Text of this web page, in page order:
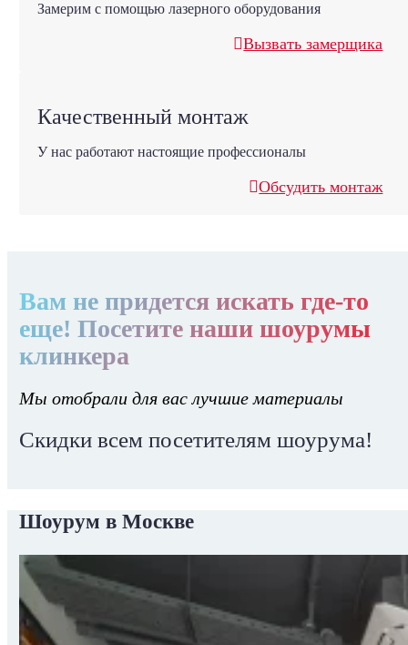
Замерим с помощью лазерного оборудования
Вызвать замерщика
Качественный монтаж
У нас работают настоящие профессионалы
Обсудить монтаж
Вам не придется искать где-то
еще! Посетите наши шоурумы
клинкера
Мы отобрали для вас лучшие материалы
Скидки всем посетителям шоурума!
Шоурум в Москве